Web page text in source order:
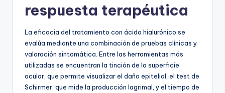
respuesta terapéutica
La eficacia del tratamiento con ácido hialurónico se
evalúa mediante una combinación de pruebas clínicas y
valoración sintomática. Entre las herramientas más
utilizadas se encuentran la tinción de la superficie
ocular, que permite visualizar el daño epitelial, el test de
Schirmer, que mide la producción lagrimal, y el tiempo de